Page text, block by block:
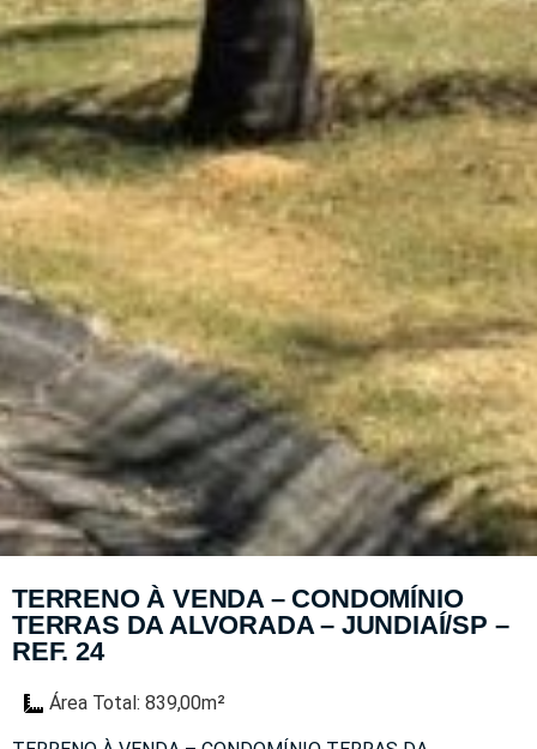
TERRENO À VENDA – CONDOMÍNIO
TERRAS DA ALVORADA – JUNDIAÍ/SP –
REF. 24
Área Total: 839,00m²